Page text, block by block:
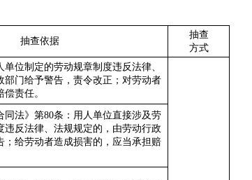
抽查依据
抽查
方式
单位制定的劳动规章制度违反法律、
部门给予警告，责令改正；对劳动者
责任。
同法》第80条：用人单位直接涉及劳
违反法律、法规规定的，由劳动行政
；给劳动者造成损害的，应当承担赔